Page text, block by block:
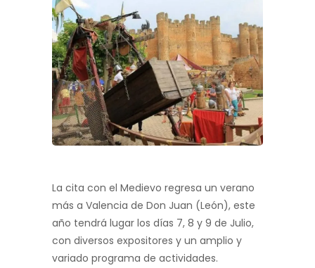
La cita con el Medievo regresa un verano
más a Valencia de Don Juan (León), este
año tendrá lugar los días 7, 8 y 9 de Julio,
con diversos expositores y un amplio y
variado programa de actividades.